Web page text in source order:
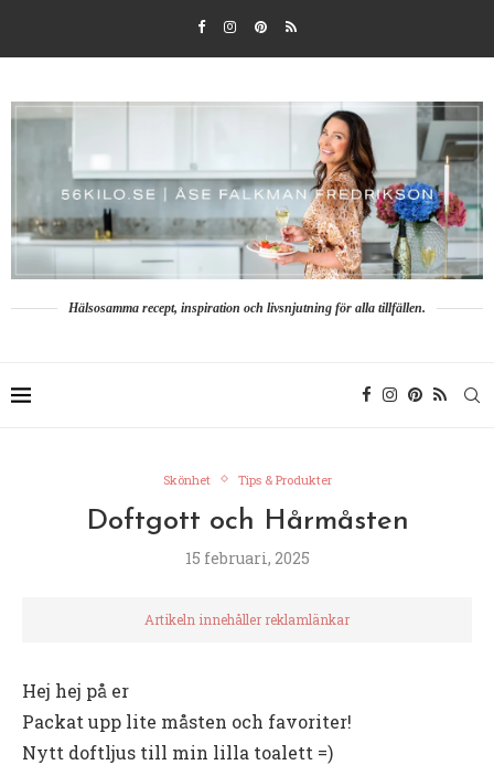
Hälsosamma recept, inspiration och livsnjutning för alla tillfällen.
Skönhet Tips & Produkter
Doftgott och Hårmåsten
15 februari, 2025
Artikeln innehåller reklamlänkar
Hej hej på er
Packat upp lite måsten och favoriter!
Nytt doftljus till min lilla toalett =)